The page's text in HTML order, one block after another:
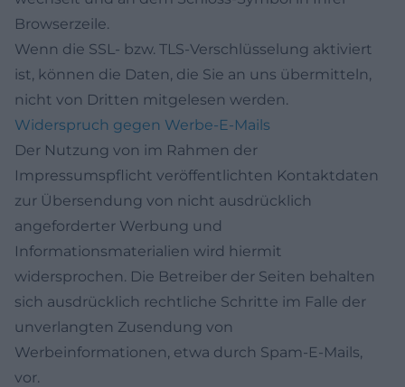
Browserzeile.
Wenn die SSL- bzw. TLS-Verschlüsselung aktiviert
ist, können die Daten, die Sie an uns übermitteln,
nicht von Dritten mitgelesen werden.
Widerspruch gegen Werbe-E-Mails
Der Nutzung von im Rahmen der
Impressumspflicht veröffentlichten Kontaktdaten
zur Übersendung von nicht ausdrücklich
angeforderter Werbung und
Informationsmaterialien wird hiermit
widersprochen. Die Betreiber der Seiten behalten
sich ausdrücklich rechtliche Schritte im Falle der
unverlangten Zusendung von
Werbeinformationen, etwa durch Spam-E-Mails,
vor.